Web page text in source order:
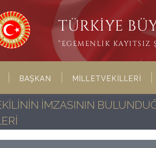
TÜRKİYE
“EGEMENLİK KAYITSIZ
BAŞKAN MİLLETVEKİLLERİ
İMZASININ